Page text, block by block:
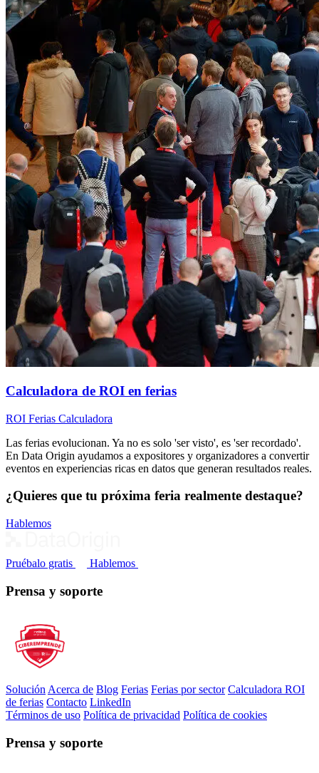
Calculadora de ROI en ferias
ROI Ferias Calculadora
Las ferias evolucionan. Ya no es solo 'ser visto', es 'ser recordado'.
En Data Origin ayudamos a expositores y organizadores a convertir
eventos en experiencias ricas en datos que generan resultados reales.
¿Quieres que tu próxima feria realmente destaque?
Hablemos
Pruébalo gratis Hablemos
Prensa y soporte
Solución Acerca de Blog Ferias Ferias por sector Calculadora ROI
de ferias Contacto LinkedIn
Términos de uso Política de privacidad Política de cookies
Prensa y soporte